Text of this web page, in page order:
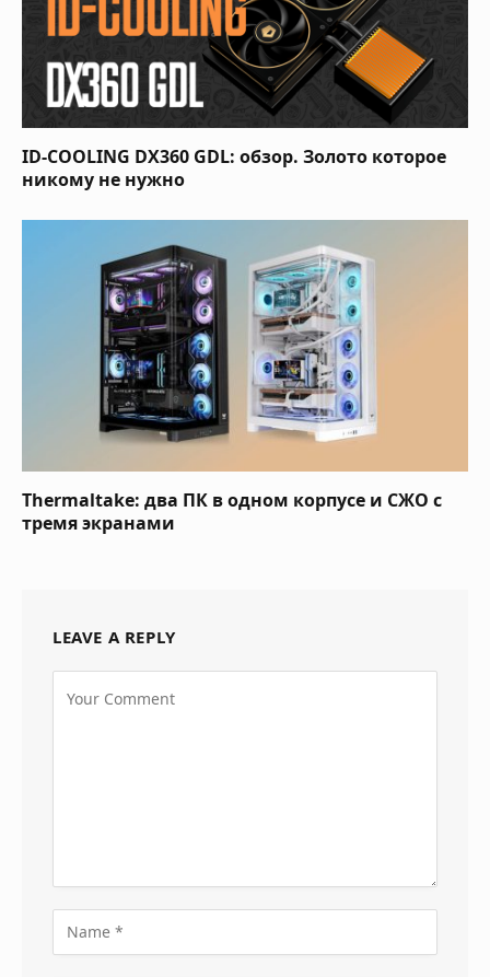
ID-COOLING DX360 GDL: обзор. Золото которое
никому не нужно
Thermaltake: два ПК в одном корпусе и СЖО с
тремя экранами
LEAVE A REPLY